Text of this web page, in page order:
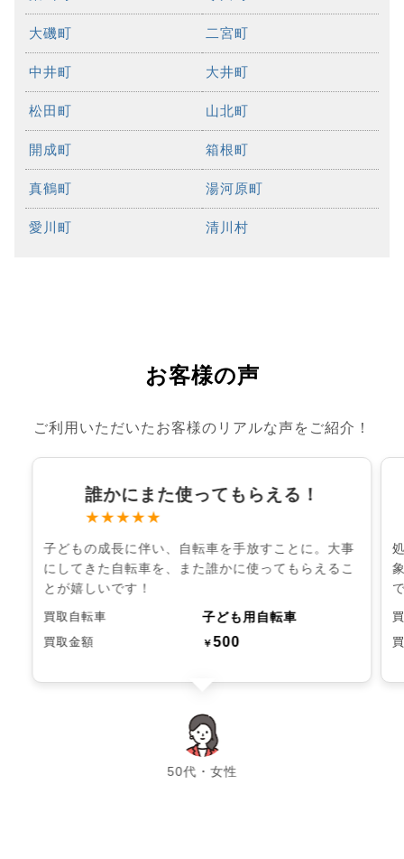
大磯町 二宮町
中井町 大井町
松田町 山北町
開成町 箱根町
真鶴町 湯河原町
愛川町 清川村
お客様の声
ご利用いただいたお客様のリアルな声をご紹介！
誰かにまた使ってもらえる！
★★★★★
子どもの成長に伴い、自転車を手放すことに。大事
にしてきた自転車を、また誰かに使ってもらえるこ
とが嬉しいです！
買取自転車 子ども用自転車
買取金額 ￥500
50代・女性
chevron_left chevron_right